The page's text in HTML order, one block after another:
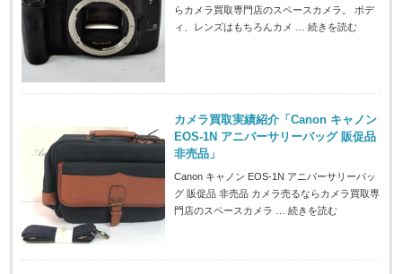
らカメラ買取専門店のスペースカメラ。 ボデ
ィ、レンズはもちろんカメ …続きを読む
カメラ買取実績紹介「Canon キャノン
EOS-1N アニバーサリーバッグ 販促品
非売品」
Canon キャノン EOS-1N アニバーサリーバッ
グ 販促品 非売品 カメラ売るならカメラ買取専
門店のスペースカメラ …続きを読む